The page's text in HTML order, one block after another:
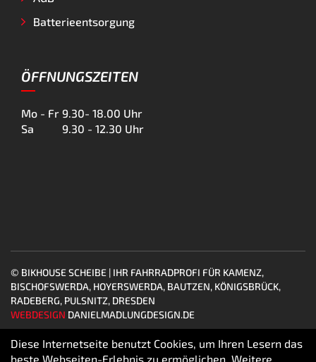
Batterieentsorgung
ÖFFNUNGSZEITEN
Mo - Fr 9.30- 18.00 Uhr
Sa
9.30 - 12.30 Uhr
© BIKHOUSE SCHEIBE | IHR FAHRRADPROFI FÜR KAMENZ,
BISCHOFSWERDA, HOYERSWERDA, BAUTZEN, KÖNIGSBRÜCK,
RADEBERG, PULSNITZ, DRESDEN
WEBDESIGN DANIELMADLUNGDESIGN.DE
Diese Internetseite benutzt Cookies, um Ihren Lesern das
beste Webseiten-Erlebnis zu ermöglichen. Weitere